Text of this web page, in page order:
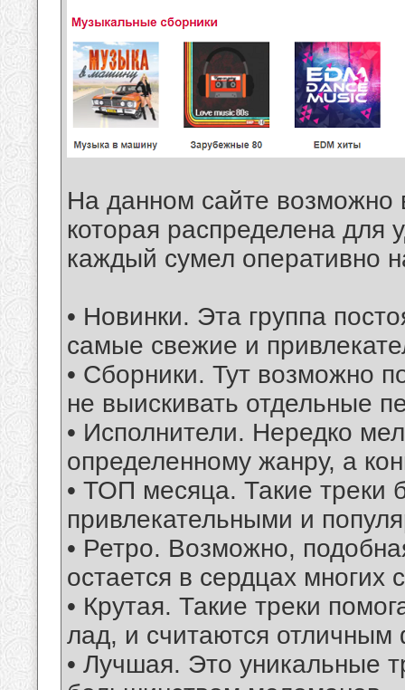
На данном сайте возможно
которая распределена для
каждый сумел оперативно
• Новинки. Эта группа
самые свежие и
• Сборники. Тут возможно
не выискивать отдельные
• Исполнители. Нередко
определенному жанру, а
• ТОП месяца. Такие
привлекательными и
• Ретро. Возможно,
остается в сердцах многих
• Крутая. Такие треки
лад, и считаются
• Лучшая. Это уникальные